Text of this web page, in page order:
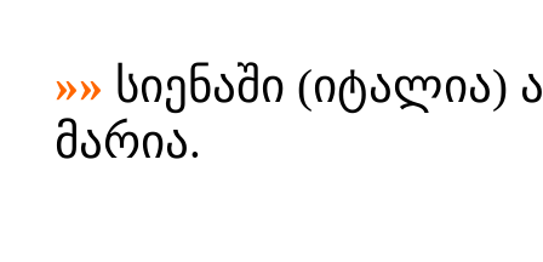
»» სიენაში (იტალია)
მარია.